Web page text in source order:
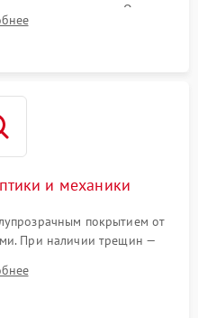
яркостью. Очистка
защитного лака для
и механики
покрытием от
При наличии трещин —
или замена пружин и
ввода поправок для